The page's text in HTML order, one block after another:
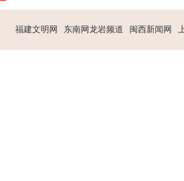
福建文明网 东南网龙岩频道 闽西新闻网